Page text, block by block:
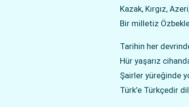
Kazak, Kırgız,
Bir milletiz
Tarihin her
Hür yaşarız
Şairler yüreğinde
Türk’e Türkçedir